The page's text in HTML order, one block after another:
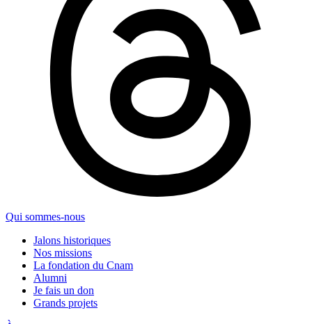
Qui sommes-nous
Jalons historiques
Nos missions
La fondation du Cnam
Alumni
Je fais un don
Grands projets